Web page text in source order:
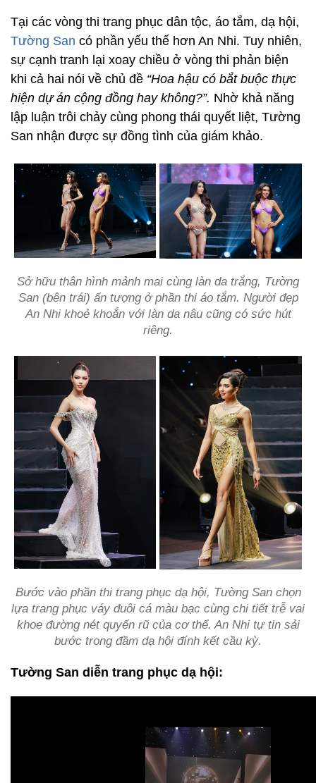
Tại các vòng thi trang phục dân tộc, áo tắm, dạ hội,
Tường San có phần yếu thế hơn An Nhi. Tuy nhiên,
sự cạnh tranh lại xoay chiều ở vòng thi phản biện
khi cả hai nói về chủ đề “Hoa hậu có bắt buộc thực
hiện dự án cộng đồng hay không?”. Nhờ khả năng
lập luận trôi chảy cùng phong thái quyết liệt, Tường
San nhận được sự đồng tình của giám khảo.
Sở hữu thân hình mảnh mai cùng làn da trắng, Tường
San (bên trái) ấn tượng ở phần thi áo tắm. Người đẹp
An Nhi khoẻ khoắn với làn da nâu cũng có sức hút
riêng.
Bước vào phần thi trang phục dạ hội, Tường San chọn
lựa trang phục váy đuôi cá màu bạc cùng chi tiết trễ vai
khoe đường nét quyến rũ của cơ thể. An Nhi tự tin sải
bước trong đầm dạ hội đính kết cầu kỳ.
Tường San diễn trang phục dạ hội: